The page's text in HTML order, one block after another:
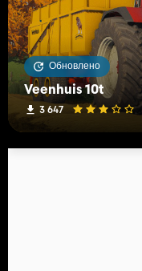
Обновлено
Veenhuis 10t
3 647